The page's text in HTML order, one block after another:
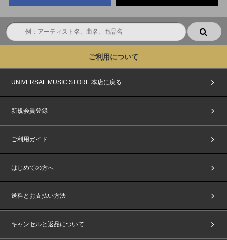
ご利用について
UNIVERSAL MUSIC STORE 本店に戻る
新規会員登録
ご利用ガイド
はじめての方へ
送料とお支払い方法
キャンセルと返品について